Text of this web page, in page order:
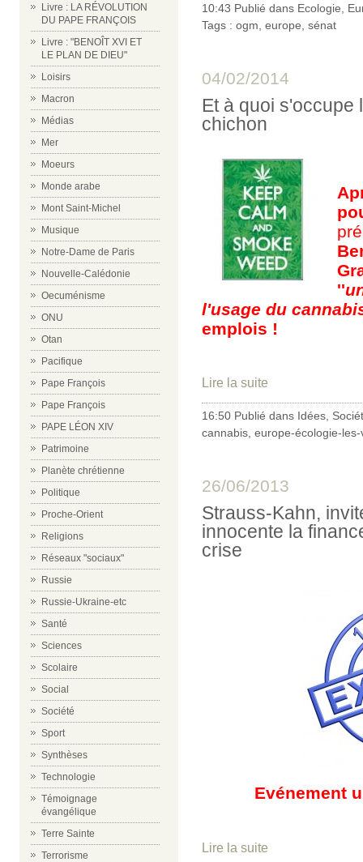
Livre : LA RÉVOLUTION
DU PAPE FRANÇOIS
Livre : "BENOÎT XVI ET
LE PLAN DE DIEU"
Loisirs
Macron
Médias
Mer
Moeurs
Monde arabe
Mont Saint-Michel
Musique
Notre-Dame de Paris
Nouvelle-Calédonie
Oecuménisme
ONU
Otan
Pacifique
Pape François
Pape François
PAPE LÉON XIV
Patrimoine
Planète chrétienne
Politique
Proche-Orient
Religions
Réseaux "sociaux"
Russie
Russie-Ukraine-etc
Santé
Sciences
Scolaire
Social
Société
Sport
Synthèses
Technologie
Témoignage
évangélique
Terre Sainte
Terrorisme
10:43 Publié dans Ecologie
Tags : ogm europe sénat
04/02/2014
Et à quoi s'occupe
chichon
''
l'usage du
emplois !
Lire la suite
16:50 Publié dans Idées
cannabis europe-écologie-les-
26/06/2013
Strauss-Kahn,
innocente la
crise
Evénement
Lire la suite